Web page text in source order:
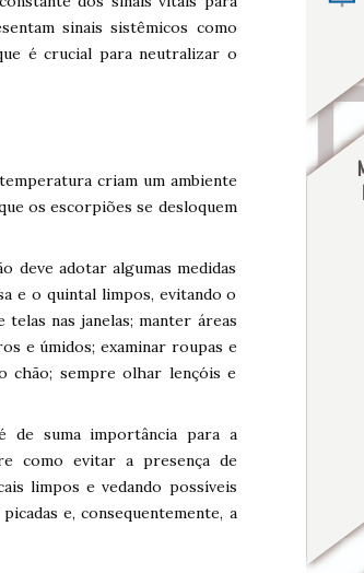
sinais sistêmicos como
é crucial para neutralizar o
criam um ambiente
os escorpiões se desloquem
deve adotar algumas medidas
e o quintal limpos, evitando o
nas janelas; manter áreas
e úmidos; examinar roupas e
chão; sempre olhar lençóis e
de suma importância para a
como evitar a presença de
limpos e vedando possíveis
e, consequentemente, a